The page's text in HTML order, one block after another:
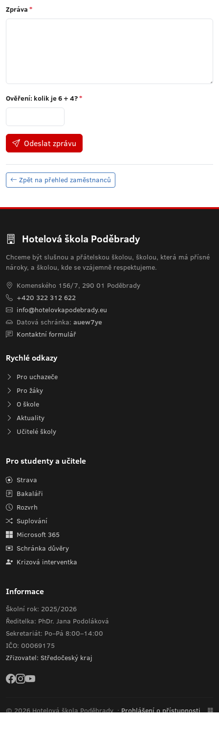
Zpráva *
Ověření: kolik je6 + 4?*
Odeslat zprávu
Zpět na přehled zaměstnanců
Hotelová škola Poděbrady
Chceme být slušnou a přátelskou školou, školou, která má přísné
nároky, a školou, kde se vzájemně respektujeme.
Komenského 156/7, 290 01 Poděbrady
+420 322 312 622
info@hotelovkapodebrady.eu
Datová schránka: auew7ye
Kontaktní formulář
Rychlé odkazy
Pro uchazeče
Pro žáky
O škole
Aktuality
Učitelé školy
Pro studenty a učitele
Strava
Bakaláři
Rozvrh
Suplování
Microsoft 365
Schránka důvěry
Krizová interventka
Informace
Školní rok: 2025/2026
Ředitelka: PhDr. Jana Podoláková
Sekretariát: Po–Pá 8:00–14:00
IČO: 00069175
Zřizovatel: Středočeský kraj
© 2026 Hotelová škola Poděbrady·Prohlášení o přístupnosti